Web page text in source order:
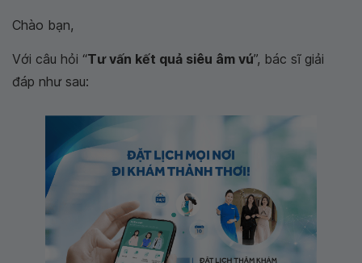
Chào bạn,
Với câu hỏi “Tư vấn kết quả siêu âm vú”, bác sĩ giải
đáp như sau: